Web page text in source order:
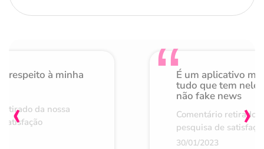
respeito à minha
da nossa
É um aplicativo
tudo que tem nele
não fake news
Comentário retirado
pesquisa de
30/01/2023
‹ ›